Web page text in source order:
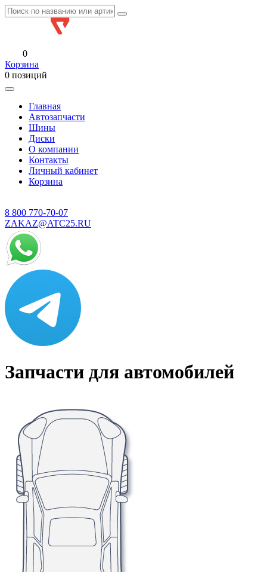
0
Корзина
0 позиций
Главная
Автозапчасти
Шины
Диски
О компании
Контакты
Личный кабинет
Корзина
8 800 770-70-07
ZAKAZ@ATC25.RU
Запчасти для автомобилей